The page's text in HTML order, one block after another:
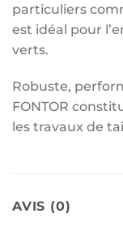
particuliers
est idéal pour
verts.
Robuste,
FONTOR
les travaux de
AVIS (0)